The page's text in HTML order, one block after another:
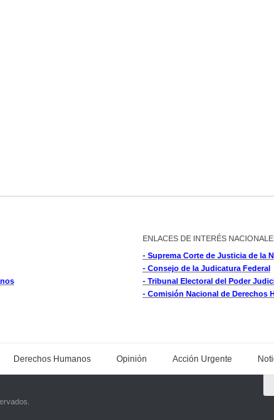
ENLACES DE INTERÉS
- Suprema Corte de Justicia de la
- Consejo de la Judicatura Federal
- Tribunal Electoral del Poder
- Comisión Nacional de Derechos
Derechos Humanos Opinión Acción Urgente